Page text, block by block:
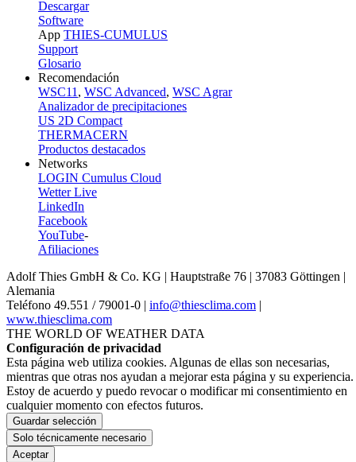
Descargar
Software
App THIES-CUMULUS
Support
Glosario
Recomendación
WSC11 , WSC Advanced, WSC Agrar
Analizador de precipitaciones
US 2D Compact
THERMACERN
Productos destacados
Networks
LOGIN Cumulus Cloud
Wetter Live
LinkedIn
Facebook
YouTube-
Afiliaciones
Adolf Thies GmbH & Co. KG | Hauptstraße 76 | 37083 Göttingen |
Alemania
Teléfono 49.551 /­ 79001-0 | info@thiesclima.com |
www.thiesclima.com
THE WORLD OF WEATHER DATA
Configuración de privacidad
Esta página web utiliza cookies. Algunas de ellas son necesarias,
mientras que otras nos ayudan a mejorar esta página y su experiencia.
Estoy de acuerdo y puedo revocar o modificar mi consentimiento en
cualquier momento con efectos futuros.
Guardar selección
Solo técnicamente necesario
Aceptar